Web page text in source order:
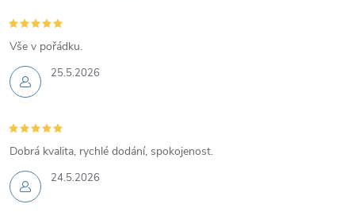
25.5.2026
Vše v pořádku.
24.5.2026
Dobrá kvalita, rychlé dodání, spokojenost.